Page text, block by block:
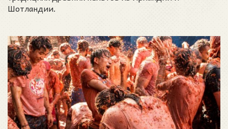
Шотландии.